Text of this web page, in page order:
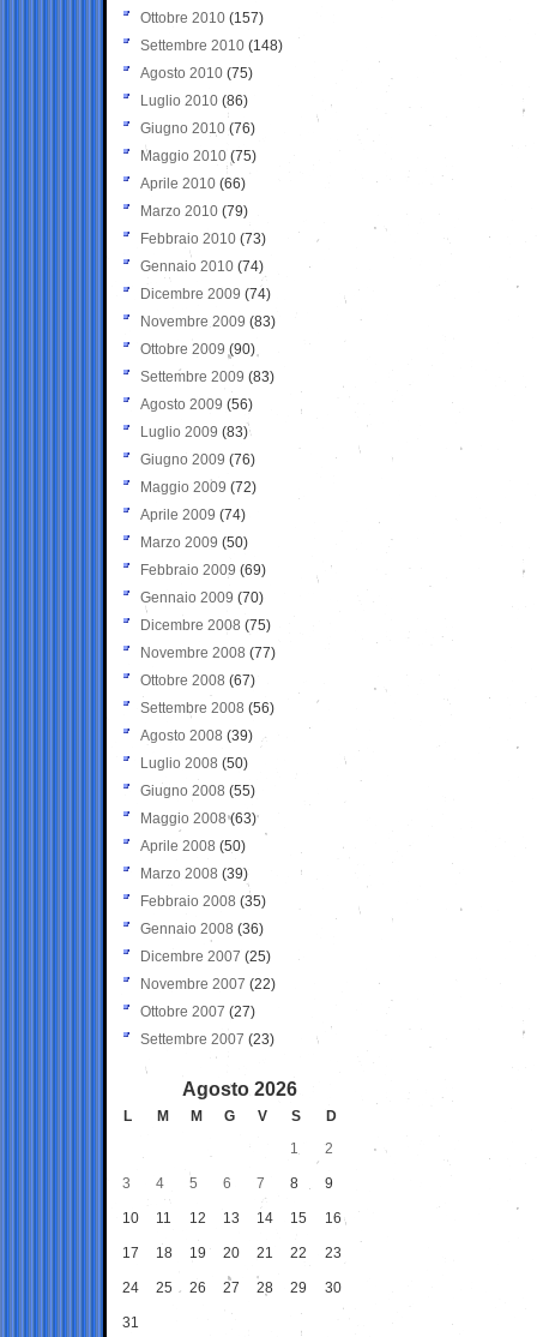
Ottobre 2010 (157)
Settembre 2010 (148)
Agosto 2010 (75)
Luglio 2010 (86)
Giugno 2010 (76)
Maggio 2010 (75)
Aprile 2010 (66)
Marzo 2010 (79)
Febbraio 2010 (73)
Gennaio 2010 (74)
Dicembre 2009 (74)
Novembre 2009 (83)
Ottobre 2009 (90)
Settembre 2009 (83)
Agosto 2009 (56)
Luglio 2009 (83)
Giugno 2009 (76)
Maggio 2009 (72)
Aprile 2009 (74)
Marzo 2009 (50)
Febbraio 2009 (69)
Gennaio 2009 (70)
Dicembre 2008 (75)
Novembre 2008 (77)
Ottobre 2008 (67)
Settembre 2008 (56)
Agosto 2008 (39)
Luglio 2008 (50)
Giugno 2008 (55)
Maggio 2008(63)
Aprile 2008 (50)
Marzo 2008 (39)
Febbraio 2008 (35)
Gennaio 2008 (36)
Dicembre 2007 (25)
Novembre 2007 (22)
Ottobre 2007 (27)
Settembre 2007 (23)
Agosto 2026
L M M G V S
D
1
2
3 4 5 6 7 8 9
10 11 12 13 14 15 16
17 18 19 20 21 22 23
24 25 26 27 28 29 30
31